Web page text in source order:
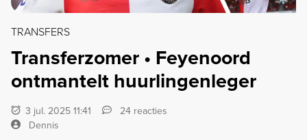
TRANSFERS
Transferzomer • Feyenoord
ontmantelt huurlingenleger
3 jul. 2025 11:41
24 reacties
Dennis